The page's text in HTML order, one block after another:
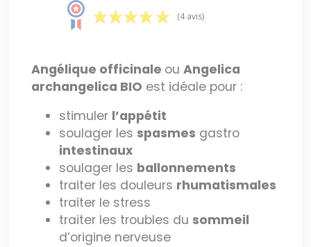
(4 avis)
Angélique officinale ou Angelica
archangelica BIO est idéale pour :
stimuler l’appétit
soulager les spasmes gastro
intestinaux
soulager les ballonnements
traiter les douleurs rhumatismales
traiter le stress
traiter les troubles du sommeil
d’origine nerveuse